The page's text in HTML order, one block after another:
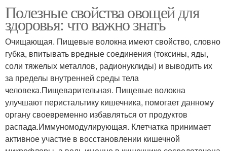
Полезные свойства овощей для
здоровья: что важно знать
Очищающая. Пищевые волокна имеют свойство, словно
губка, впитывать вредные соединения (токсины, яды,
соли тяжелых металлов, радионуклиды) и выводить их
за пределы внутренней среды тела
человека.Пищеварительная. Пищевые волокна
улучшают перистальтику кишечника, помогает данному
органу своевременно избавляться от продуктов
распада.Иммуномодулирующая. Клетчатка принимает
активное участие в восстановлении кишечной